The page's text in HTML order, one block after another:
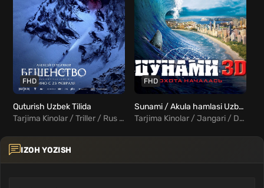
FHD
Quturish Uzbek Tilida
Tarjima Kinolar / Triller / Rus kinolar Uzbek Tilida
FHD
Sunami / Akula hamlasi Uzbek tilida
Tarjima Kinolar / Jangari / Drama / Sarguzasht / Triller / Qo'rqinchli / Xorij Kinolar Uzbek Tilida
IZOH YOZISH